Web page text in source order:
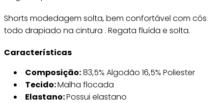
Shorts modedagem solta, bem confortável com cós
todo drapiado na cintura . Regata fluída e solta.
Características
Composição:83,5% Algodão 16,5% Poliester
Tecido:Malha flocada
Elastano:Possui elastano